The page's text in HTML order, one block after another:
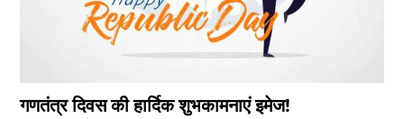
गणतंत्र दिवस की हार्दिक शुभकामनाएं इमेज!